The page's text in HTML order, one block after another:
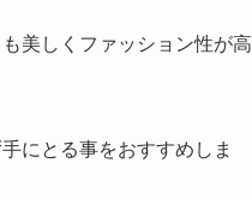
美しくファッション性が高
にとる事をおすすめしま